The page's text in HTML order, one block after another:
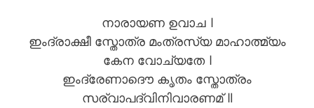
നാരായണ ഉവാച ।
ഇംദ്രാക്ഷീ സ്തോത്ര മംത്രസ്യ മാഹാത്മ്യം
കേന വോച്യതേ ।
ഇംദ്രേണാദൌ കൃതം സ്തോത്രം
സര്വാപദ്വിനിവാരണമ് ॥